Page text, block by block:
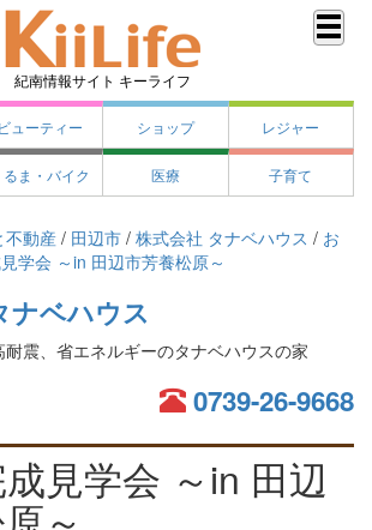
紀南情報サイト キーライフ
ビューティー ショップ レジャー
るま・バイク 医療 子育て
不動産 / 田辺市 / 株式会社 タナベハウス / お
学会 ～in 田辺市芳養松原～
ナベハウス
震、省エネルギーのタナベハウスの家
0739-26-9668
見学会 ～in 田辺